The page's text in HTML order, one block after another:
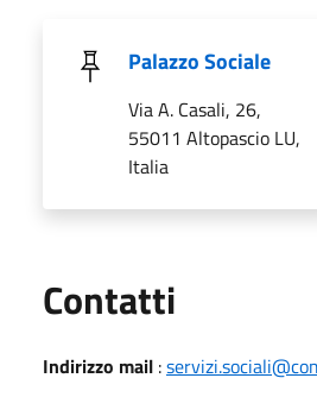
Palazzo Sociale
Via A. Casali, 26,
55011 Altopascio LU,
Italia
Contatti
Indirizzo mail :